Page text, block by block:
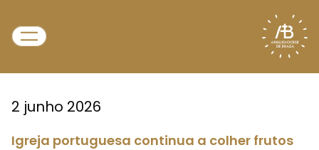
2 junho 2026
Igreja portuguesa continua a colher frutos